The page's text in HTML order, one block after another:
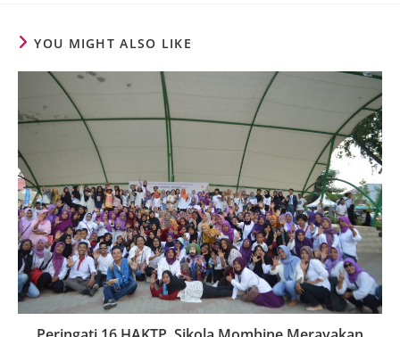
YOU MIGHT ALSO LIKE